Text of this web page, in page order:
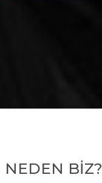
NEDEN BİZ?